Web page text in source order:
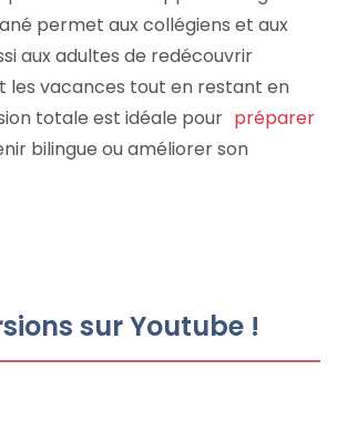
permet aux collégiens et aux
aux adultes de redécouvrir
les vacances tout en restant en
totale est idéale pour préparer
bilingue ou améliorer son
sur Youtube !